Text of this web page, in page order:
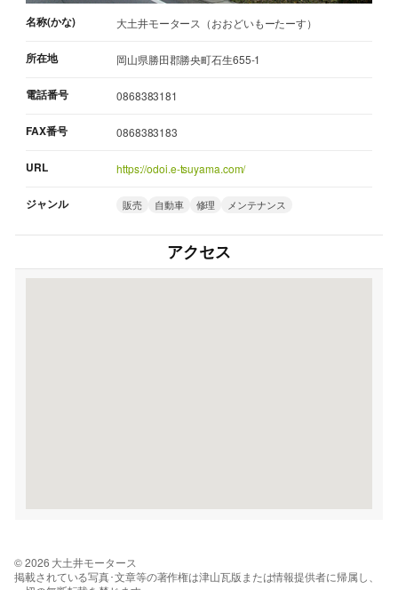
名称(かな) 大土井モータース（おおどいもーたーす）
所在地 岡山県勝田郡勝央町石生655-1
電話番号 0868383181
FAX番号 0868383183
URL https://odoi.e-tsuyama.com/
ジャンル 販売 自動車 修理 メンテナンス
アクセス
© 2026 大土井モータース
掲載されている写真･文章等の著作権は津山瓦版または情報提供者に帰属し、